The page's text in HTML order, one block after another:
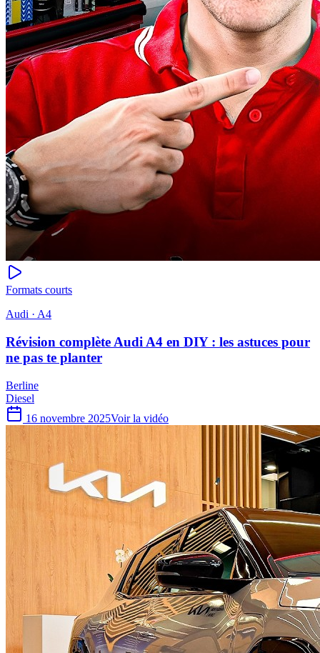
Formats courts
Audi · A4
Révision complète Audi A4 en DIY : les astuces pour
ne pas te planter
Berline
Diesel
16 novembre 2025Voir la vidéo